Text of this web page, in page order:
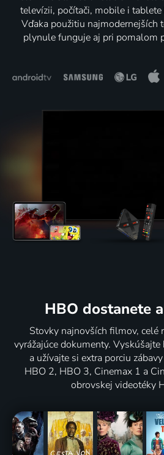
televízii, počítači, mobile i
Vďaka použitiu najmodernejších
plynule funguje aj pri pomalom
HBO dostanete
Stovky najnovších filmov, celé
vyrážajúce dokumenty.
a užívajte si extra porciu
HBO 2, HBO 3, Cinemax 1 a
obrovskej videotéky